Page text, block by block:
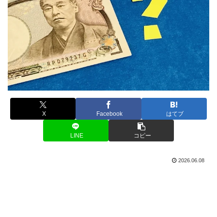
X Facebook はてブ
LINE コピー
2026.06.08